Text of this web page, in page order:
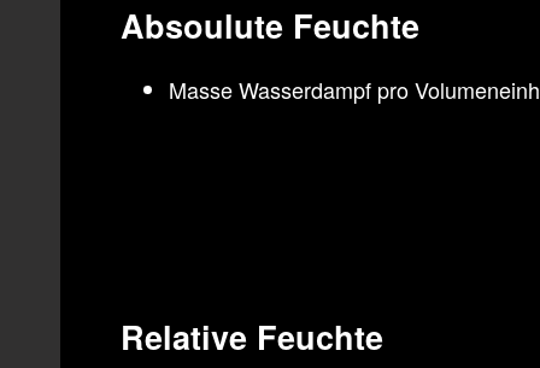
Absoulute Feuchte
Masse Wasserdampf pro
Relative Feuchte